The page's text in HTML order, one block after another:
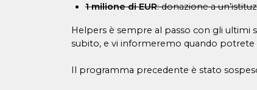
1 milione di EUR: donazione a
Helpers è sempre al passo con gli ultimi
subito, e vi informeremo quando potrete
Il programma precedente è stato